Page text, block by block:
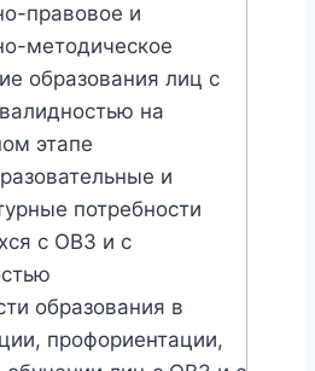
правовое и
методическое
образования лиц с
на
этапе
и
потребности
с ОВЗ и с
образования в
профориентации,